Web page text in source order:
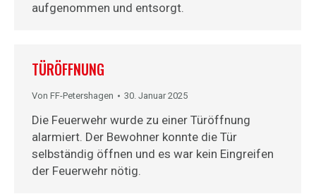
aufgenommen und entsorgt.
TÜRÖFFNUNG
Von FF-Petershagen 30. Januar 2025
Die Feuerwehr wurde zu einer Türöffnung
alarmiert. Der Bewohner konnte die Tür
selbständig öffnen und es war kein Eingreifen
der Feuerwehr nötig.